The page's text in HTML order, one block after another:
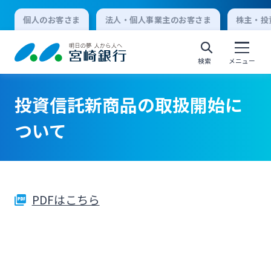
個人のお客さま 法人・個人事業主のお客さま 株主・
検索 メニュー
個人向けインターネットバンキング
ログオン
法人向けインターネットバンキング
投資信託新商品の取扱開始に
ついて
PDFはこちら